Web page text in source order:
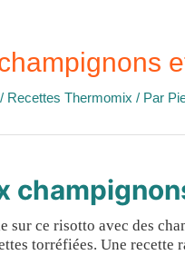
/ Recettes Thermomix / Par
sur ce risotto avec des
torréfiées. Une recette